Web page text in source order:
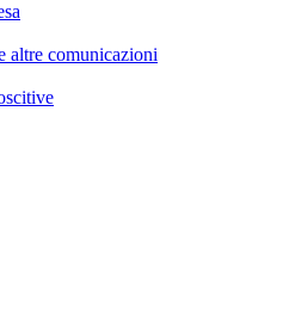
altre comunicazioni